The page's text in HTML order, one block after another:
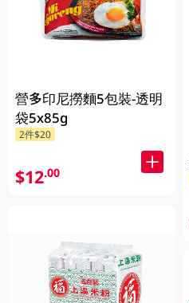
營多印尼撈麵5包裝-透明
袋5x85g
2件$20
$12.00